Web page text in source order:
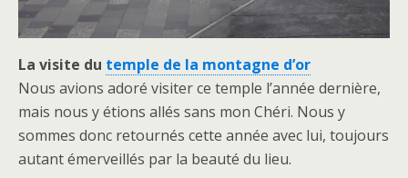
La visite du temple de la montagne d’or
Nous avions adoré visiter ce temple l’année dernière,
mais nous y étions allés sans mon Chéri. Nous y
sommes donc retournés cette année avec lui, toujours
autant émerveillés par la beauté du lieu.